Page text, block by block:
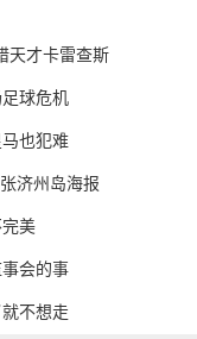
天才卡雷查斯
球危机
也犯难
济州岛海报
美
会的事
不想走